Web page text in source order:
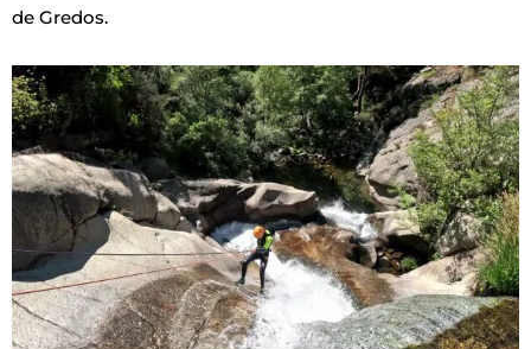
de Gredos.